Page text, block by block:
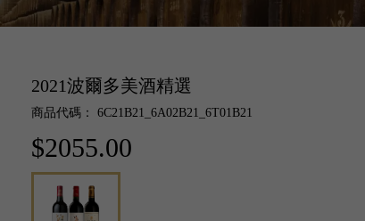
2021波爾多美酒精選
商品代碼： 6C21B21_6A02B21_6T01B21
$2055.00